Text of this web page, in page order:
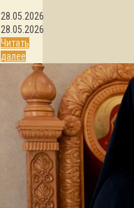
28.05.2026
28.05.2026
Читать
далее